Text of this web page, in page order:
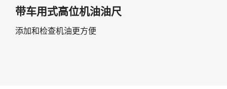
带车用式高位机油油尺
添加和检查机油更方便